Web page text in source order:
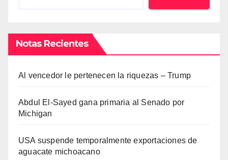
Notas Recientes
Al vencedor le pertenecen la riquezas – Trump
Abdul El-Sayed gana primaria al Senado por
Michigan
USA suspende temporalmente exportaciones de
aguacate michoacano